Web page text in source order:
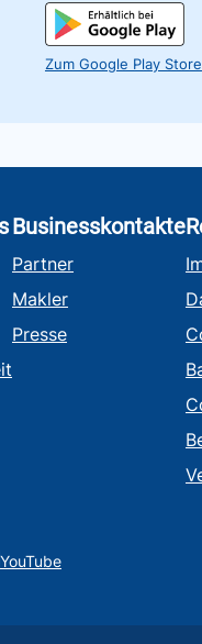
Zum Google Play Store